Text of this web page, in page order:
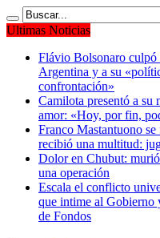
Ultimas Noticias
Flávio Bolsonaro culpó
Argentina y a su
confrontación»
Camilota presentó a su
amor: «Hoy, por fin,
Franco Mastantuono
recibió una multitud:
Dolor en Chubut:
una operación
Escala el conflicto
que intime al Gobierno
de Fondos